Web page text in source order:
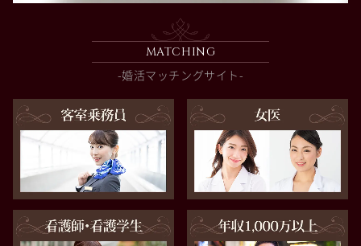
MATCHING
-婚活マッチングサイト-